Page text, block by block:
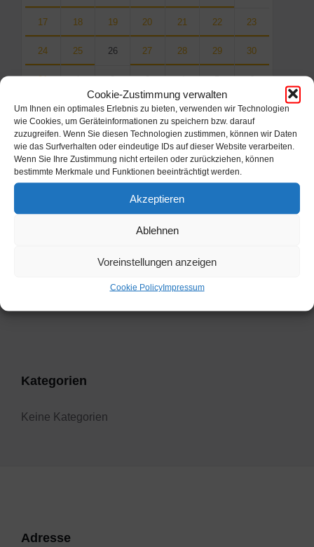
Cookie-Zustimmung verwalten
Um Ihnen ein optimales Erlebnis zu bieten, verwenden wir Technologien
wie Cookies, um Geräteinformationen zu speichern bzw. darauf
zuzugreifen. Wenn Sie diesen Technologien zustimmen, können wir Daten
wie das Surfverhalten oder eindeutige IDs auf dieser Website verarbeiten.
Wenn Sie Ihre Zustimmung nicht erteilen oder zurückziehen, können
bestimmte Merkmale und Funktionen beeinträchtigt werden.
Akzeptieren
Ablehnen
Voreinstellungen anzeigen
Cookie PolicyImpressum
17 18 19 20 21 22 23
24 25 26 27 28 29 30
31 1 2 3 4 5 6
Back
to
calendar
days
Filter
Kategorien
Keine Kategorien
Adresse